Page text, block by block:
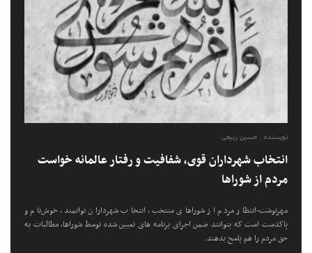
نویسنده : حسین ربیعی
انتخاب شهرداران قوی، شفافیت و رفتار عالمانه خواست
مردم از شوراها
مهرنوشت-انتظار مردم از شوراهای منتخب، انتخاب شهرداران توانمند، خوش‌نام و
پاکدست است که بتوانند ضمن اجرای برنامه های تعیین شده توسط شوراها، مطالبات به
حق مردم را هم پاسخ بدهند.